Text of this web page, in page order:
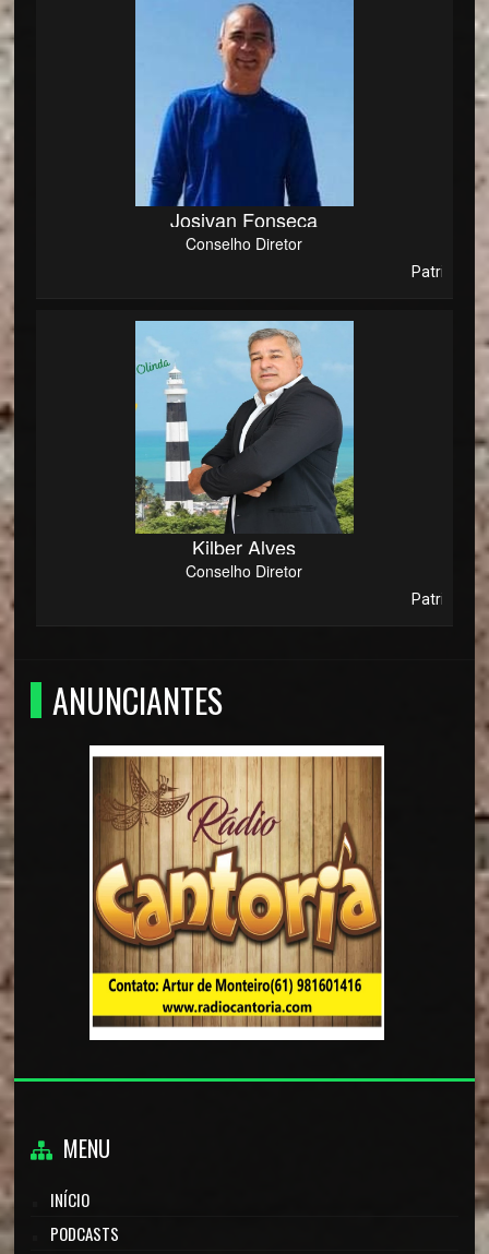
Josivan Fonseca
Conselho Diretor
Patriota e
Kilber Alves
Conselho Diretor
Patriota e
ANUNCIANTES
MENU
INÍCIO
PODCASTS